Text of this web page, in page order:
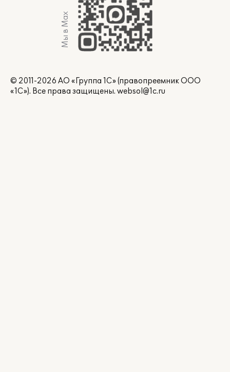
Мы в Max
© 2011-2026 АО «Группа 1С» (правопреемник ООО
«1С»). Все права защищены. websol@1c.ru